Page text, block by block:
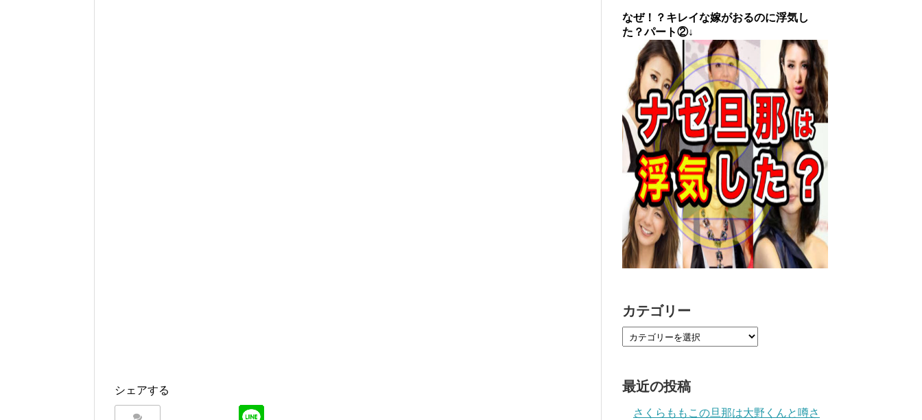
シェアする
なぜ！？キレイな嫁がおるのに浮気し
た？パート②↓
カテゴリー
最近の投稿
さくらももこの旦那は大野くんと噂さ